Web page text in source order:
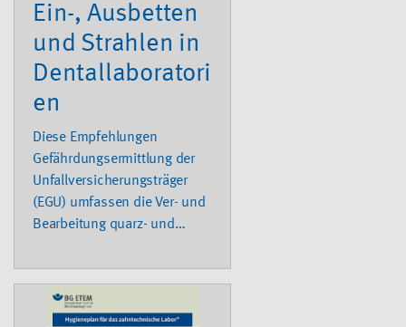
Ein-, Ausbetten
und Strahlen in
Dentallaboratori
en
Diese Empfehlungen
Gefährdungsermittlung der
Unfallversicherungsträger
(EGU) umfassen die Ver- und
Bearbeitung quarz- und
Einbettmassen beim
Einbetten, Ausbetten und
Strahlen zahntechnischer